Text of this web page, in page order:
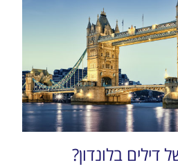
דילים בלונדון?